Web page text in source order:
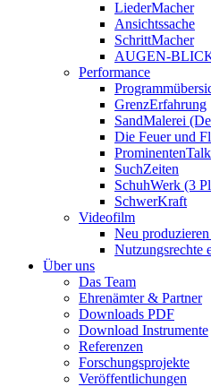
LiederMacher
Ansichtssache
SchrittMacher
AUGEN-
Performance
GrenzErfahrung
SandMalerei
Die Feuer und
ProminentenTalk
SuchZeiten
SchuhWerk (3
SchwerKraft
Videofilm
Neu produzieren
Nutzungsrechte
Über uns
Das Team
Ehrenämter & Partner
Downloads PDF
Download Instrumente
Referenzen
Forschungsprojekte
Veröffentlichungen